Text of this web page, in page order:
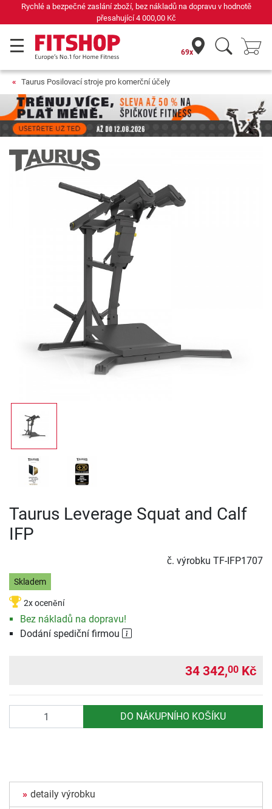
zaslání zboží, bez nákladů na dopravu v hodnotě
Již 42
69x
Taurus Posilovací stroje pro komerční účely
Taurus Leverage Squat and Calf
IFP
č. výrobku TF-IFP1707
Skladem
2x ocenění
Bez nákladů na dopravu!
Dodání spediční firmou
34 342,00 Kč
DO NÁKUPNÍHO KOŠÍKU
detaily výrobku